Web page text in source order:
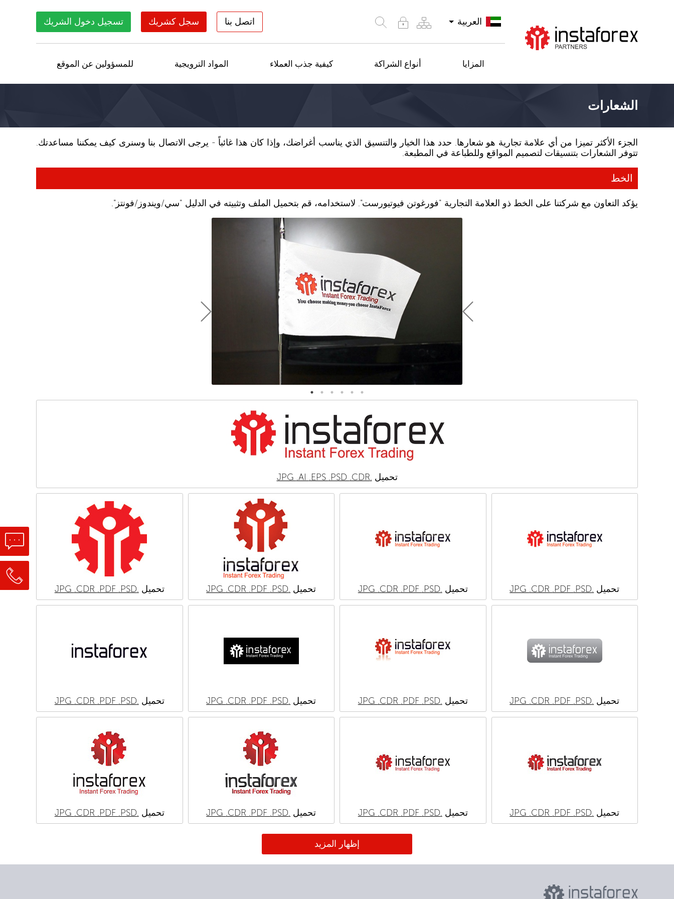
العربية اتصل بنا سجل كشريك تسجيل دخول الشريك
المزايا أنواع الشراكة كيفية جذب العملاء المواد الترويجية للمسؤولين عن الموقع
الشعارات
الجزء الأكثر تميزا من أي علامة تجارية هو شعارها. حدد هذا الخيار والتنسيق الذي يناسب أغراضك، وإذا كان هذا غائباً - يرجى الاتصال بنا وسنرى كيف يمكننا مساعدتك.
تتوفر الشعارات بتنسيقات لتصميم المواقع وللطباعة في المطبعة.
الخط
يؤكد التعاون مع شركتنا على الخط ذو العلامة التجارية "فورغوتن فيوتيورست". لاستخدامه، قم بتحميل الملف وتثبيته في الدليل "سي/ويندوز/فونتز".
تحميل .JPG
.AI .EPS .PSD .CDR
تحميل .JPG
.CDR .PDF .PSD تحميل .JPG
.CDR .PDF .PSD تحميل .JPG
.CDR .PDF .PSD تحميل .JPG
.CDR .PDF .PSD
تحميل .JPG
.CDR .PDF .PSD تحميل .JPG
.CDR .PDF .PSD تحميل .JPG
.CDR .PDF .PSD تحميل .JPG
.CDR .PDF .PSD
تحميل .JPG
.CDR .PDF .PSD تحميل .JPG
.CDR .PDF .PSD تحميل .JPG
.CDR .PDF .PSD تحميل .JPG
.CDR .PDF .PSD
إظهار المزيد